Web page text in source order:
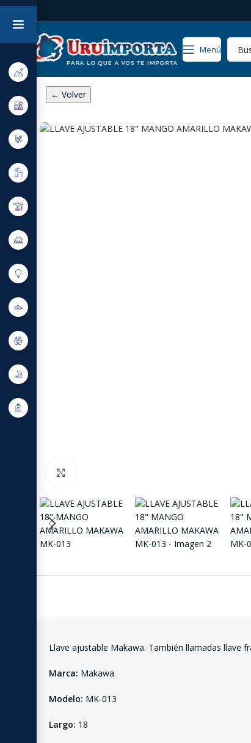
Menú
← Volver
Llave ajustable Makawa. También llamadas llave
Marca: Makawa
Modelo: MK-013
Largo: 18